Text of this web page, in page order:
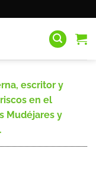
escritor y
en el
Mudéjares y